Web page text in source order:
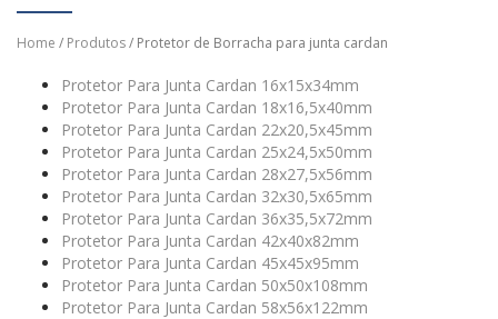
Home / Produtos/ Protetor de Borracha para junta cardan
Protetor Para Junta Cardan 16x15x34mm
Protetor Para Junta Cardan 18x16,5x40mm
Protetor Para Junta Cardan 22x20,5x45mm
Protetor Para Junta Cardan 25x24,5x50mm
Protetor Para Junta Cardan 28x27,5x56mm
Protetor Para Junta Cardan 32x30,5x65mm
Protetor Para Junta Cardan 36x35,5x72mm
Protetor Para Junta Cardan 42x40x82mm
Protetor Para Junta Cardan 45x45x95mm
Protetor Para Junta Cardan 50x50x108mm
Protetor Para Junta Cardan 58x56x122mm